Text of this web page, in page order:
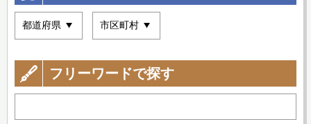
フリーワードで探す